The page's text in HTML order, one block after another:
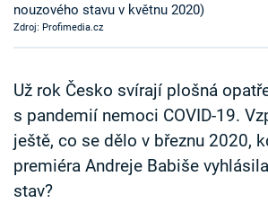
Přihlášení
Sledujte nás
nouzového stavu v květnu 2020)
Zdroj: Profimedia.cz
Už rok Česko svírají plošná
s pandemií nemoci COVID-19.
ještě, co se dělo v březnu 2020,
premiéra Andreje Babiše
stav?